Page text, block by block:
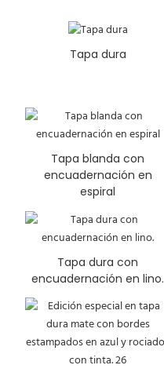
Tapa dura
Tapa blanda con
encuadernación en
espiral
Tapa dura con
encuadernación en lino.